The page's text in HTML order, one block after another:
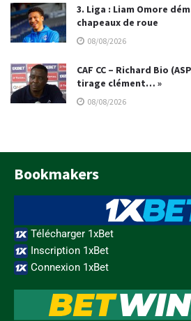
3. Liga : Liam Omore
chapeaux de roue
08/08/2026
CAF CC – Richard Bio
tirage clément… »
08/08/2026
Bookmakers
Télécharger 1xBet
Inscription 1xBet
Connexion 1xBet